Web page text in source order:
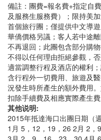
備註：團費=報名費+指定自
及服務生服務費）；限持美
首個旅行團；僅提供中文導
華僑價格另議；客人若中途
不再退回；此團包含部分購
不得以任何理由拒絕參觀，
適當調整行程及酒店的權利
含行程外一切費用、旅遊及
況發生時所產生的額外費用
扣除手續費及相應實際產生
其他说明:
2015年抵達海口出團日期（
1月 5，12，19，26 2月 2，9